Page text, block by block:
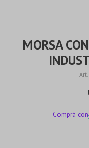
MORSA
Comprá con